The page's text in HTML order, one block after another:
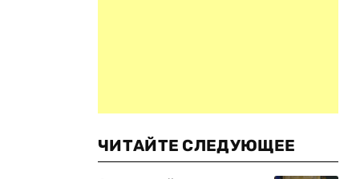
ЧИТАЙТЕ СЛЕДУЮЩЕЕ